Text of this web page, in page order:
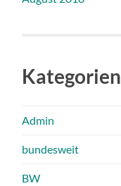
Kategorien
Admin
bundesweit
BW